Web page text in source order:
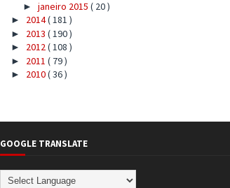
► janeiro 2015 ( 20 )
► 2014( 181 )
► 2013 ( 190 )
► 2012( 108 )
► 2011 ( 79 )
► 2010( 36 )
GOOGLE TRANSLATE